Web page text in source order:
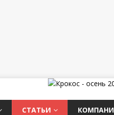
СТАТЬИ